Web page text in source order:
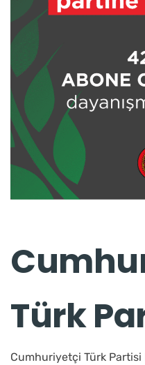
Türk
Cumhuriyetçi Türk Partisi